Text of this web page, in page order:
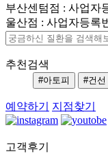
부산센텀점 : 사업자
울산점 : 사업자등록
추천검색
#아토피 #건선
예약하기 지점찾기
고객후기